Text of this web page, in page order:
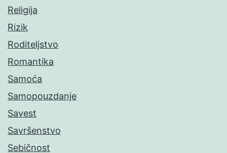
Religija
Rizik
Roditeljstvo
Romantika
Samoća
Samopouzdanje
Savest
Savršenstvo
Sebičnost